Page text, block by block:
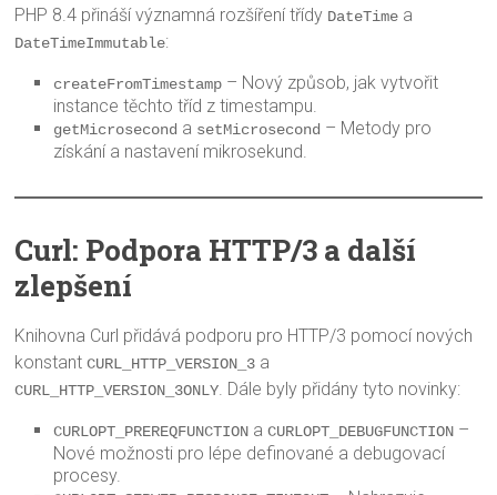
PHP 8.4 přináší významná rozšíření třídy DateTime a
DateTimeImmutable:
createFromTimestamp – Nový způsob, jak vytvořit
instance těchto tříd z timestampu.
getMicrosecond a setMicrosecond – Metody pro
získání a nastavení mikrosekund.
Curl: Podpora HTTP/3 a další
zlepšení
Knihovna Curl přidává podporu pro HTTP/3 pomocí nových
konstantCURL_HTTP_VERSION_3 a
CURL_HTTP_VERSION_3ONLY. Dále byly přidány tyto novinky:
CURLOPT_PREREQFUNCTION aCURLOPT_DEBUGFUNCTION –
Nové možnosti pro lépe definované a debugovací
procesy.